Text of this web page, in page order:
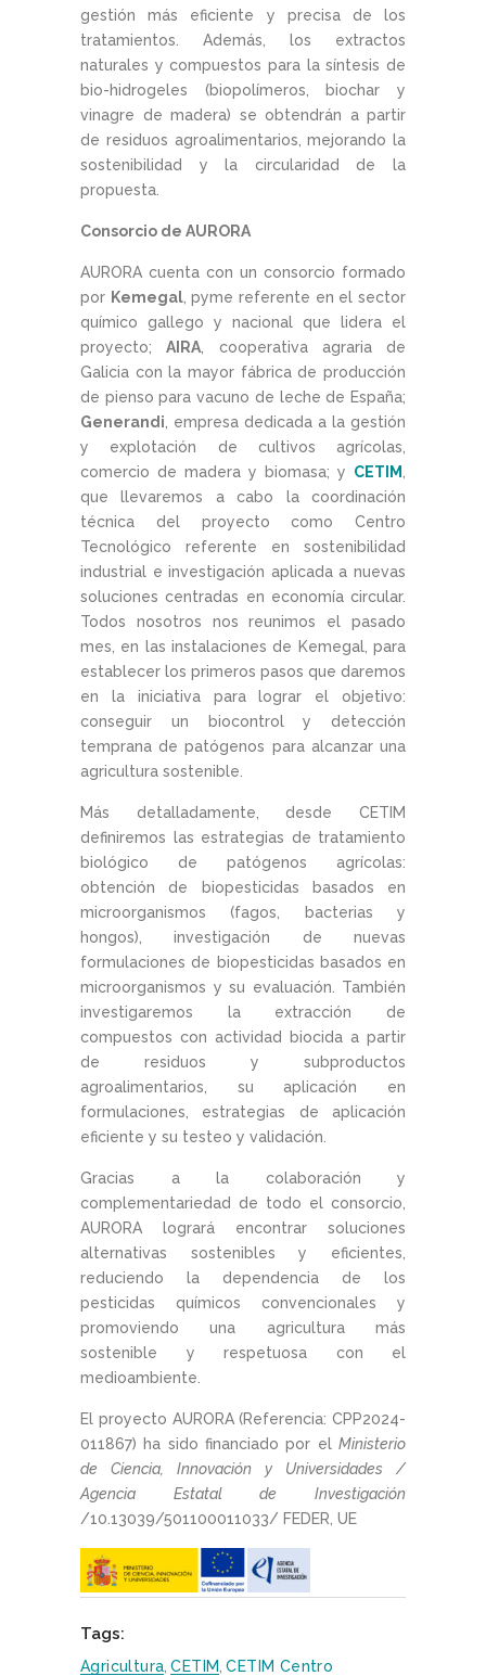
gestión más eficiente y precisa de los
tratamientos. Además, los extractos
naturales y compuestos para la síntesis de
bio-hidrogeles (biopolímeros, biochar y
vinagre de madera) se obtendrán a partir
de residuos agroalimentarios, mejorando la
sostenibilidad y la circularidad de la
propuesta.
Consorcio de AURORA
AURORA cuenta con un consorcio formado
por Kemegal, pyme referente en el sector
químico gallego y nacional que lidera el
proyecto;AIRA , cooperativa agraria de
Galicia con la mayor fábrica de producción
de pienso para vacuno de leche de España;
Generandi , empresa dedicada a la gestión
y explotación de cultivos agrícolas,
comercio de madera y biomasa; y CETIM
que llevaremos a cabo la coordinación
técnica del proyecto como Centro
Tecnológico referente en sostenibilidad
industrial e investigación aplicada a nuevas
soluciones centradas en economía circular.
Todos nosotros nos reunimos el pasado
mes, en las instalaciones de Kemegal, para
establecer los primeros pasos que daremos
en la iniciativa para lograr el objetivo:
conseguir un biocontrol y detección
temprana de patógenos para alcanzar una
agricultura sostenible.
Más detalladamente, desde CETIM
definiremos las estrategias de tratamiento
biológico de patógenos agrícolas:
obtención de biopesticidas basados en
microorganismos (fagos, bacterias y
hongos), investigación de nuevas
formulaciones de biopesticidas basados en
microorganismos y su evaluación. También
investigaremos la extracción de
compuestos con actividad biocida a partir
de residuos y subproductos
agroalimentarios, su aplicación en
formulaciones, estrategias de aplicación
eficiente y su testeo y validación.
Gracias a la colaboración y
complementariedad de todo el consorcio,
AURORA logrará encontrar soluciones
alternativas sostenibles y eficientes,
reduciendo la dependencia de los
pesticidas químicos convencionales y
promoviendo una agricultura más
sostenible y respetuosa con el
medioambiente.
El proyecto AURORA (Referencia: CPP2024-
011867) ha sido financiado por el Ministerio
de Ciencia, Innovación y Universidades /
Agencia Estatal de Investigación
/10.13039/501100011033/ FEDER, UE
Tags:
Agricultura CETIM CETIM Centro